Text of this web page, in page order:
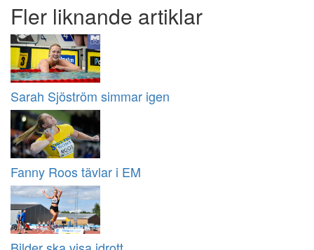
Fler liknande artiklar
Sarah Sjöström simmar igen
Fanny Roos tävlar i EM